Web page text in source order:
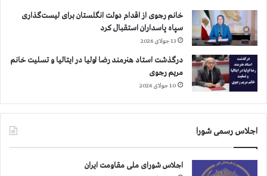
خانم رجوی از اقدام دولت انگلستان برای لیست‌گذاری
سپاه پاسداران استقبال کرد
13 جولای 2026
درگذشت استاد هنرمند رضا اولیا در ایتالیا و تسلیت خانم
مریم رجوی
10 جولای 2026
اجلاس رسمی شورا
اجلاس شورای ملی مقاومت ایران